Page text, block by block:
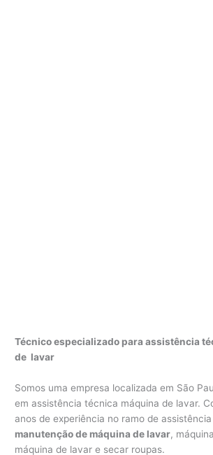
Técnico especializado para assistência
de lavar
Somos uma empresa localizada em São
em assistência técnica máquina de lavar.
anos de experiência no ramo de
manutenção de máquina de lavar,
máquina de lavar e secar roupas.